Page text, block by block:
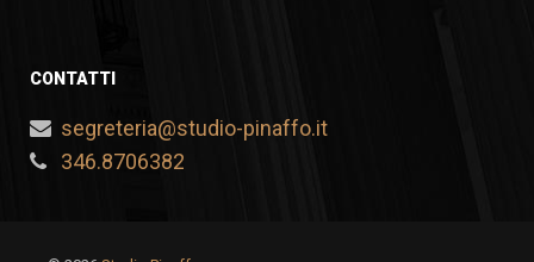
CONTATTI
segreteria@studio-pinaffo.it
346.8706382